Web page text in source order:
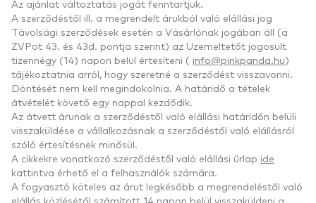
Az ajánlat változtatás jogát fenntartjuk.
A szerződéstől ill. a megrendelt árukból való elállási jog
Távolsági szerződések esetén a Vásárlónak jogában áll (a
ZVPot 43. és 43d. pontja szerint) az Üzemeltetőt jogosult
tizennégy (14) napon belül értesíteni ( info@pinkpanda.hu)
tájékoztatnia arról, hogy szeretné a szerződést visszavonni.
Döntését nem kell megindokolnia. A határidő a tételek
átvételét követő egy nappal kezdődik.
Az átvett árunak a szerződéstől való elállási határidőn belüli
visszaküldése a vállalkozásnak a szerződéstől való elállásról
szóló értesítésnek minősül.
A cikkekre vonatkozó szerződéstől való elállási űrlap ide
kattintva érhető el a felhasználók számára.
A fogyasztó köteles az árut legkésőbb a megrendeléstől való
elállás közlésétől számított 14 napon belül visszaküldeni a